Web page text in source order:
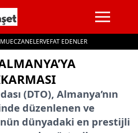
ECZANELERVEFAT EDENLER
(DTO), Almanya’nın
düzenlenen ve
dünyadaki en prestijli